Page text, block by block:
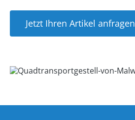
Jetzt Ihren Artikel anfragen